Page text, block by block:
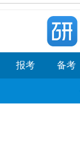
报考 备考